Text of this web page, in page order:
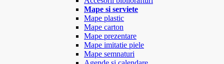
Mape si serviete
Mape plastic
Mape carton
Mape prezentare
Mape imitatie piele
Mape semnaturi